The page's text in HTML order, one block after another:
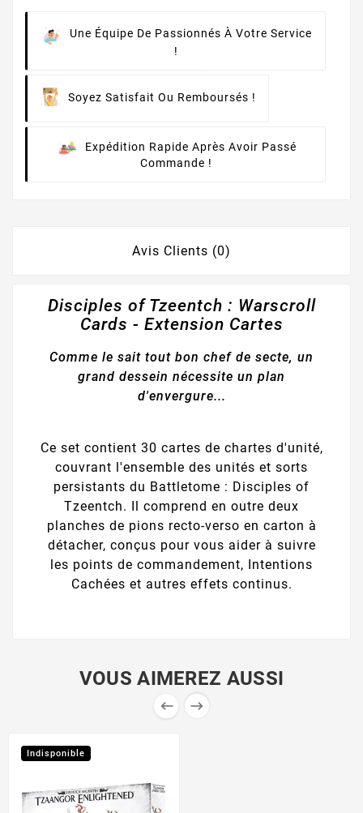
Une Équipe De Passionnés À Votre Service
!
Soyez Satisfait Ou Remboursés !
Expédition Rapide Après Avoir Passé
Commande !
Avis Clients (0)
Disciples of Tzeentch : Warscroll
Cards - Extension Cartes
Comme le sait tout bon chef de secte, un
grand dessein nécessite un plan
d'envergure...
Ce set contient 30 cartes de chartes d'unité,
couvrant l'ensemble des unités et sorts
persistants du Battletome : Disciples of
Tzeentch. Il comprend en outre deux
planches de pions recto-verso en carton à
détacher, conçus pour vous aider à suivre
les points de commandement, Intentions
Cachées et autres effets continus.
VOUS AIMEREZ AUSSI
 
Indisponible